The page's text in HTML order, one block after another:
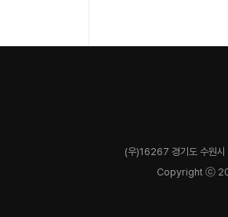
(우)16267 경기도 수원
Copyright ⓒ